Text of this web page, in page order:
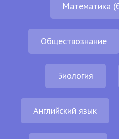
Математика
Обществознание
Биология
Английский язык